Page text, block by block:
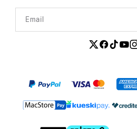
Email